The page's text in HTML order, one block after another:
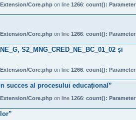
Core.php on line 1266: count(): Parameter
Core.php on line 1266: count(): Parameter
S2_MNG_CRED_NE_BC_01_02 și
Core.php on line 1266: count(): Parameter
succes al procesului educațional”
Core.php on line 1266: count(): Parameter